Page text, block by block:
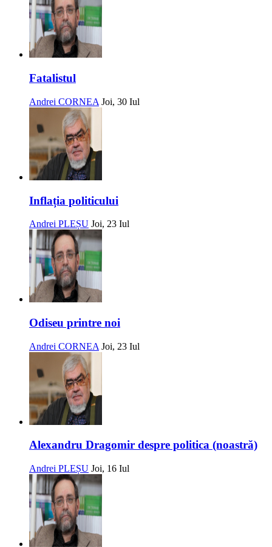
Fatalistul
Andrei CORNEA Joi, 30 Iul
Inflația politicului
Andrei PLEȘU Joi, 23 Iul
Odiseu printre noi
Andrei CORNEA Joi, 23 Iul
Alexandru Dragomir despre politica (noastră)
Andrei PLEȘU Joi, 16 Iul